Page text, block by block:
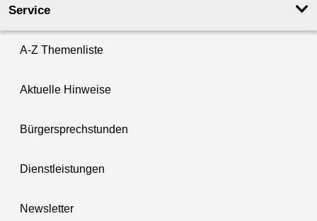
Service
A-Z Themenliste
Aktuelle Hinweise
Bürgersprechstunden
Dienstleistungen
Newsletter